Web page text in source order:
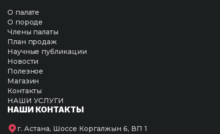
О палате
О породе
Члены палаты
План продаж
Научные публикации
Новости
Полезное
Магазин
Контакты
НАШИ УСЛУГИ
НАШИ КОНТАКТЫ
г. Астана, Шоссе Коргалжын 6, ВП 1